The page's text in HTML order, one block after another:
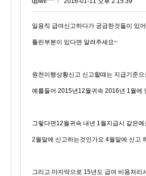
일용직 급여신고하다가 궁금한것들이 있
틀린부분이 있다면 알려주세요~
원천이행상황신고 신고할때는 지급기준
예를들어 2015년12월귀속 2016년 1월에
그렇다면12월귀속 내년 1월지급시 같은
2월말에 신고하는것인가요 4월말에 신고
그리고 마지막으로 15년도 급여 비용처